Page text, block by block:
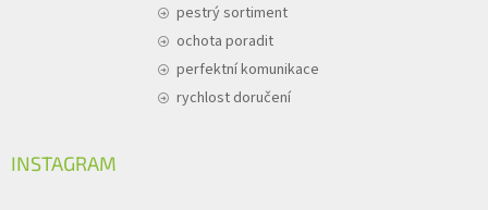
pestrý sortiment
ochota poradit
perfektní komunikace
rychlost doručení
INSTAGRAM